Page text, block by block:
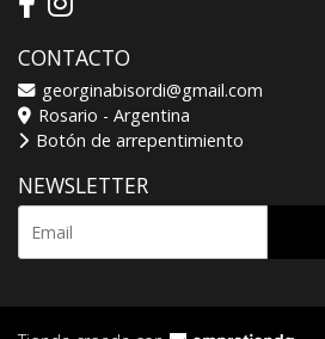
CONTACTO
georginabisordi@gmail.com
Rosario - Argentina
Botón de arrepentimiento
NEWSLETTER